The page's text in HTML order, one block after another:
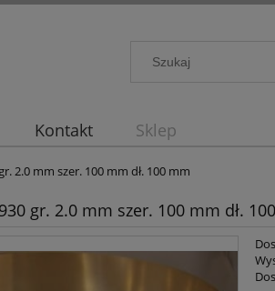
Kontakt Sklep
2.0 mm szer. 100 mm dł. 100 mm
gr. 2.0 mm szer. 100 mm dł.